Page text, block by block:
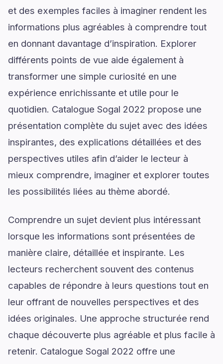
et des exemples faciles à imaginer rendent les
informations plus agréables à comprendre tout
en donnant davantage d’inspiration. Explorer
différents points de vue aide également à
transformer une simple curiosité en une
expérience enrichissante et utile pour le
quotidien. Catalogue Sogal 2022 propose une
présentation complète du sujet avec des idées
inspirantes, des explications détaillées et des
perspectives utiles afin d’aider le lecteur à
mieux comprendre, imaginer et explorer toutes
les possibilités liées au thème abordé.
Comprendre un sujet devient plus intéressant
lorsque les informations sont présentées de
manière claire, détaillée et inspirante. Les
lecteurs recherchent souvent des contenus
capables de répondre à leurs questions tout en
leur offrant de nouvelles perspectives et des
idées originales. Une approche structurée rend
chaque découverte plus agréable et plus facile à
retenir. Catalogue Sogal 2022 offre une